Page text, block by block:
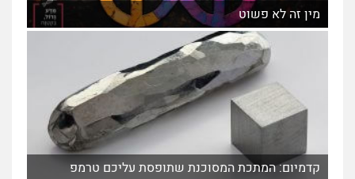
מין זה לא פשוט
קדמיום: המתכת המסוכנת שתופסת עליכם טרמפ